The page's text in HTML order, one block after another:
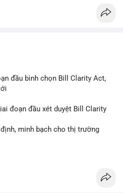
đầu bình chọn Bill Clarity Act,
đoạn đầu xét duyệt Bill Clarity
minh bạch cho thị trường
hoạt động của các đồng tiền kỹ